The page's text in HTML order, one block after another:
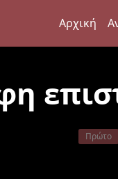
Αρχική
Πρώτο